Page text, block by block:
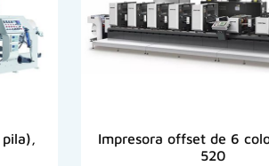
Impresora offset de 6
520